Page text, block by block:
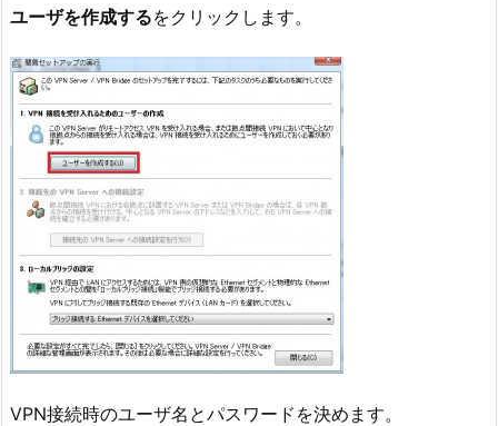
ユーザを作成するをクリックします。
VPN接続時のユーザ名とパスワードを決めます。